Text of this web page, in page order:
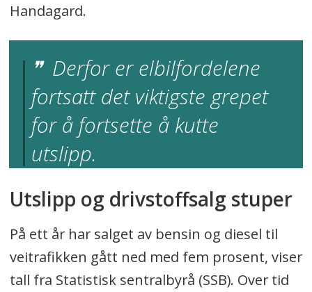
Handagard.
Derfor er elbilfordelene
fortsatt det viktigste grepet
for å fortsette å kutte
utslipp.
Utslipp og drivstoffsalg stuper
På ett år har salget av bensin og diesel til
veitrafikken gått ned med fem prosent, viser
tall fra Statistisk sentralbyrå (SSB). Over tid